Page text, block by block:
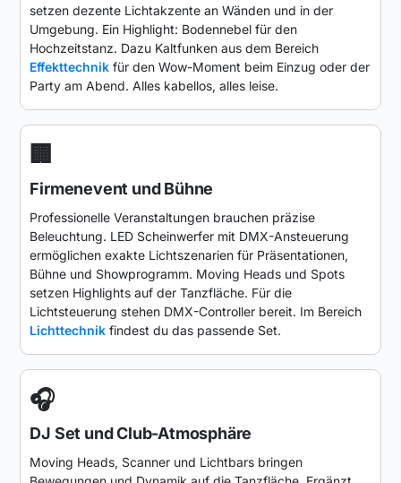
setzen dezente Lichtakzente an Wänden und in der
Umgebung. Ein Highlight: Bodennebel für den
Hochzeitstanz. Dazu Kaltfunken aus dem Bereich
Effekttechnik für den Wow-Moment beim Einzug oder der
Party am Abend. Alles kabellos, alles leise.
🏢
Firmenevent und Bühne
Professionelle Veranstaltungen brauchen präzise
Beleuchtung. LED Scheinwerfer mit DMX-Ansteuerung
ermöglichen exakte Lichtszenarien für Präsentationen,
Bühne und Showprogramm. Moving Heads und Spots
setzen Highlights auf der Tanzfläche. Für die
Lichtsteuerung stehen DMX-Controller bereit. Im Bereich
Lichttechnik findest du das passende Set.
🎧
DJ Set und Club-Atmosphäre
Moving Heads, Scanner und Lichtbars bringen